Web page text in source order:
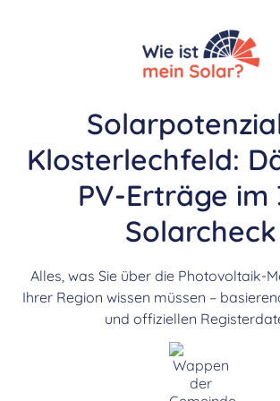
Klosterlechfeld:
PV-Erträge im
Solarcheck
Alles, was Sie über die Photovoltaik-
Ihrer Region wissen müssen –
und offiziellen